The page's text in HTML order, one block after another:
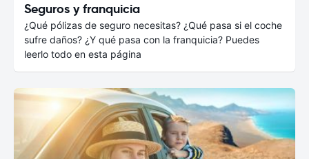
Seguros y franquicia
¿Qué pólizas de seguro necesitas? ¿Qué pasa si el coche
sufre daños? ¿Y qué pasa con la franquicia? Puedes
leerlo todo en esta página